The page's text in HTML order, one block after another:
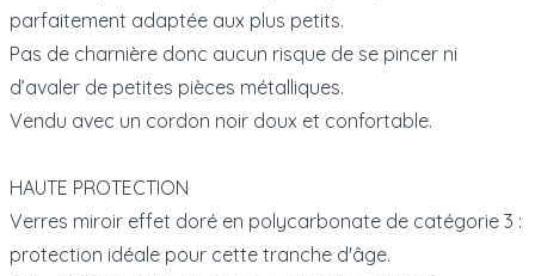
parfaitement adaptée aux plus petits.
Pas de charnière donc aucun risque de se pincer ni
d’avaler de petites pièces métalliques.
Vendu avec un cordon noir doux et confortable.
HAUTE PROTECTION
Verres miroir effet doré en polycarbonate de catégorie 3 :
protection idéale pour cette tranche d'âge.